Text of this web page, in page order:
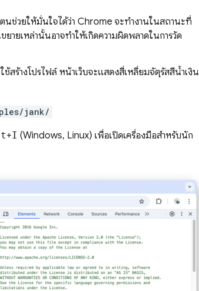
นช่วยให้มั่นใจได้ว่า Chrome จะทำงานในสถานะที่
ายเหล่านั้นอาจทําให้เกิดความผิดพลาดในการวัด
ร้างโปรไฟล์ หน้าเว็บจะแสดงสี่เหลี่ยมจัตุรัสสีน้ำเงิน
jank/
+I (Windows, Linux) เพื่อเปิดเครื่องมือสำหรับนัก